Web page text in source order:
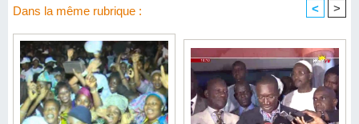
Dans la même rubrique : < >